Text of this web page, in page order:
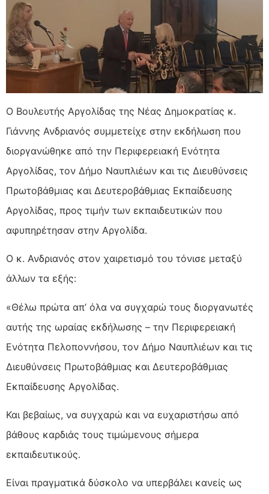
Ο Βουλευτής Αργολίδας της Νέας Δημοκρατίας κ.
Γιάννης Ανδριανός συμμετείχε στην εκδήλωση που
διοργανώθηκε από την Περιφερειακή Ενότητα
Αργολίδας, τον Δήμο Ναυπλιέων και τις Διευθύνσεις
Πρωτοβάθμιας και Δευτεροβάθμιας Εκπαίδευσης
Αργολίδας, προς τιμήν των εκπαιδευτικών που
αφυπηρέτησαν στην Αργολίδα.
Ο κ. Ανδριανός στον χαιρετισμό του τόνισε μεταξύ
άλλων τα εξής:
«Θέλω πρώτα απ’ όλα να συγχαρώ τους διοργανωτές
αυτής της ωραίας εκδήλωσης – την Περιφερειακή
Ενότητα Πελοποννήσου, τον Δήμο Ναυπλιέων και τις
Διευθύνσεις Πρωτοβάθμιας και Δευτεροβάθμιας
Εκπαίδευσης Αργολίδας.
Και βεβαίως, να συγχαρώ και να ευχαριστήσω από
βάθους καρδιάς τους τιμώμενους σήμερα
εκπαιδευτικούς.
Είναι πραγματικά δύσκολο να υπερβάλει κανείς ως